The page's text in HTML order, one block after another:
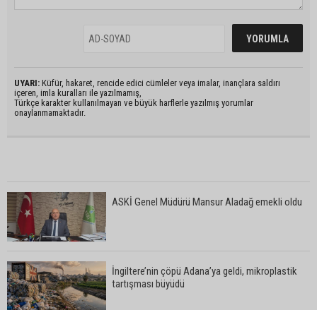
UYARI: Küfür, hakaret, rencide edici cümleler veya imalar, inançlara saldırı
içeren, imla kuralları ile yazılmamış,
Türkçe karakter kullanılmayan ve büyük harflerle yazılmış yorumlar
onaylanmamaktadır.
ASKİ Genel Müdürü Mansur Aladağ emekli oldu
İngiltere’nin çöpü Adana’ya geldi, mikroplastik
tartışması büyüdü